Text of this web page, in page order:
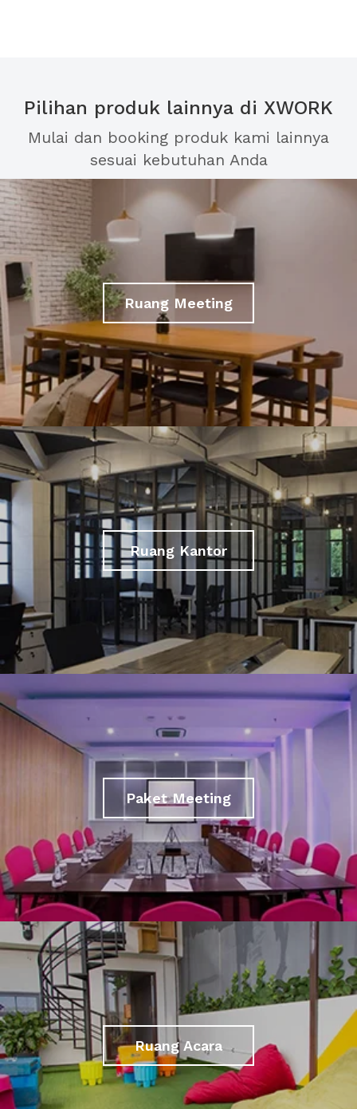
Pilihan produk lainnya di XWORK
Mulai dan booking produk kami lainnya
sesuai kebutuhan Anda
Ruang Meeting
Ruang Kantor
Paket Meeting
Ruang Acara